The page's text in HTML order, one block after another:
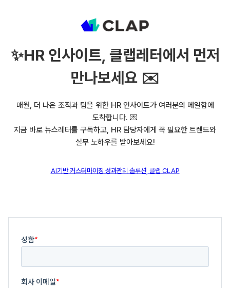
✨HR 인사이트, 클랩레터에서 먼저
만나보세요 ✉️
매월, 더 나은 조직과 팀을 위한 HR 인사이트가 여러분의 메일함에
도착합니다. 💌
지금 바로 뉴스레터를 구독하고, HR 담당자에게 꼭 필요한 트렌드와
실무 노하우를 받아보세요!
AI기반 커스터마이징 성과관리 솔루션, 클랩 CLAP